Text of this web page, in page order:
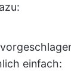
einfach: